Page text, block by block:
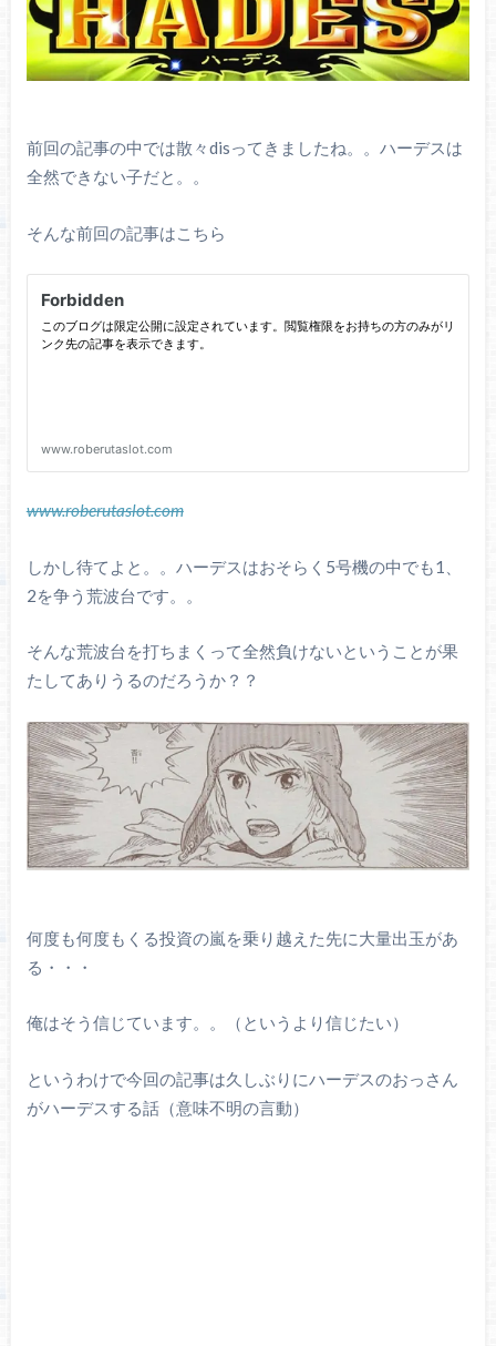
前回の記事の中では散々disってきましたね。。ハーデスは
全然できない子だと。。
そんな前回の記事はこちら
www.roberutaslot.com
しかし待てよと。。ハーデスはおそらく5号機の中でも1、
2を争う荒波台です。。
そんな荒波台を打ちまくって全然負けないということが果
たしてありうるのだろうか？？
何度も何度もくる投資の嵐を乗り越えた先に大量出玉があ
る・・・
俺はそう信じています。。（というより信じたい）
というわけで今回の記事は久しぶりにハーデスのおっさん
がハーデスする話（意味不明の言動）